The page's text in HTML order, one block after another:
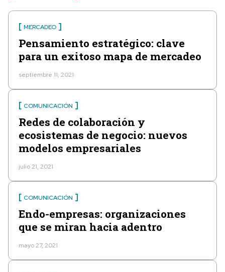
MERCADEO
Pensamiento estratégico: clave
para un exitoso mapa de mercadeo
septiembre 11, 2021
COMUNICACIÓN
Redes de colaboración y
ecosistemas de negocio: nuevos
modelos empresariales
julio 21, 2021
COMUNICACIÓN
Endo-empresas: organizaciones
que se miran hacia adentro
mayo 27, 2021